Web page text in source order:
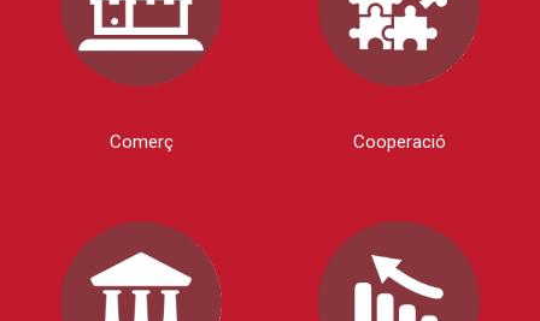
Comerç Cooperació